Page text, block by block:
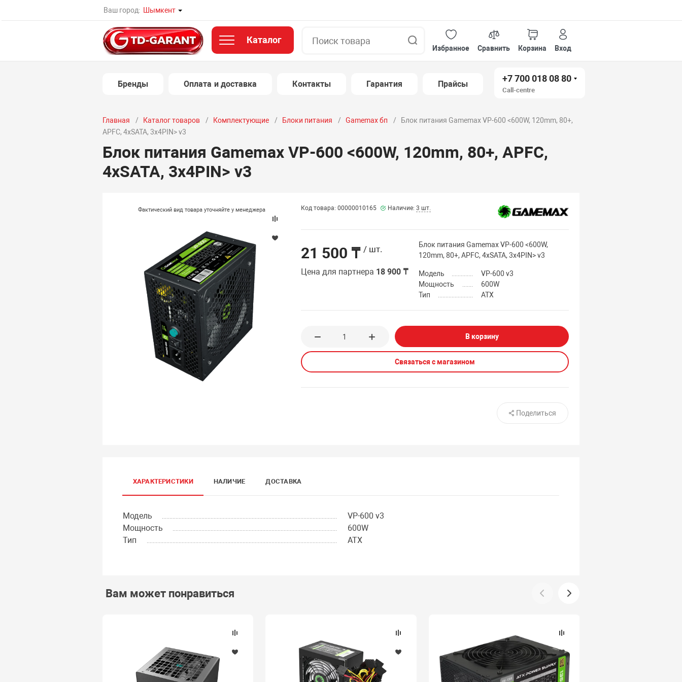
Ваш город: Шымкент
Каталог
Избранное
Сравнить Корзина Вход
Бренды Оплата и доставка Контакты Гарантия Прайсы
+7 700 018 08 80
Call-centre
Главная Каталог товаров Комплектующие Блоки питания Gamemax бп
Блок питания Gamemax VP-600 <600W, 120mm, 80+,
APFC, 4xSATA, 3x4PIN> v3
Блок питания Gamemax VP-600 <600W, 120mm, 80+, APFC,
4xSATA, 3x4PIN> v3
Фактический вид товара уточняйте у менеджера Код товара: 00000010165 Наличие: 3 шт.
21 500 ₸ / шт.
Цена для партнера 18 900 ₸
Блок питания Gamemax VP-600 <600W,
120mm, 80+, APFC, 4xSATA, 3x4PIN> v3
Модель
VP-600 v3
Мощность
600W
Тип
ATX
В корзину
Связаться с магазином
Поделиться
ХАРАКТЕРИСТИКИ НАЛИЧИЕ ДОСТАВКА
Модель
VP-600 v3
Мощность
600W
Тип
ATX
Вам может понравиться